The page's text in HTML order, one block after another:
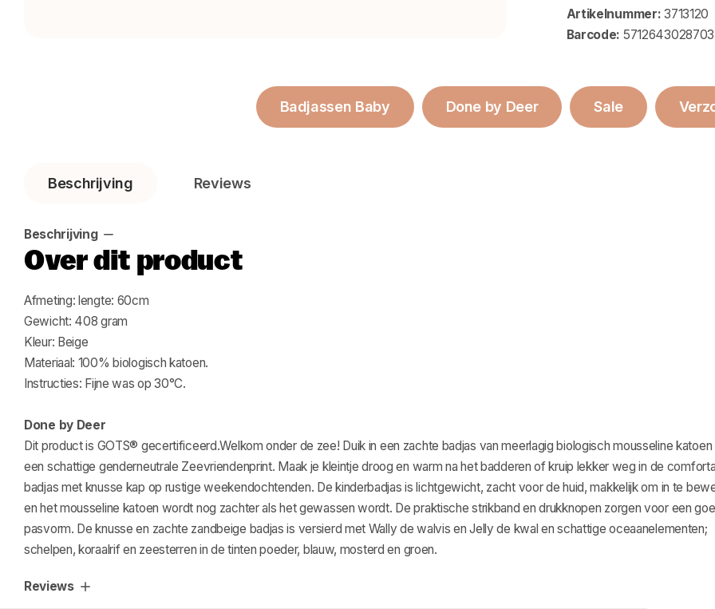
Artikelnummer: 3713120
Barcode: 5712643028703
Badjassen Baby Done by Deer Sale
Beschrijving Reviews
Beschrijving
Over dit product
Afmeting: lengte: 60cm
Gewicht: 408 gram
Kleur: Beige
Materiaal: 100% biologisch katoen.
Instructies: Fijne was op 30°C.
Done by Deer
Dit product is GOTS® gecertificeerd.Welkom onder de zee! Duik in een zachte badjas van meerlagig biologisch mousseline
een schattige genderneutrale Zeevriendenprint. Maak je kleintje droog en warm na het badderen of kruip lekker weg in de
badjas met knusse kap op rustige weekendochtenden. De kinderbadjas is lichtgewicht, zacht voor de huid, makkelijk om in te
en het mousseline katoen wordt nog zachter als het gewassen wordt. De praktische strikband en drukknopen zorgen voor een
pasvorm. De knusse en zachte zandbeige badjas is versierd met Wally de walvis en Jelly de kwal en schattige oceaanelementen;
schelpen, koraalrif en zeesterren in de tinten poeder, blauw, mosterd en groen.
Reviews